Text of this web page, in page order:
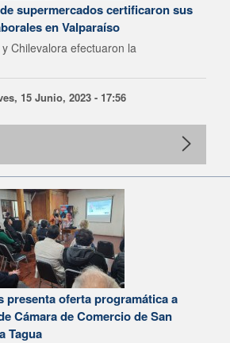
supermercados certificaron sus
en Valparaíso
Chilevalora efectuaron la
15 Junio, 2023 - 17:56
presenta oferta programática a
Cámara de Comercio de San
Tagua